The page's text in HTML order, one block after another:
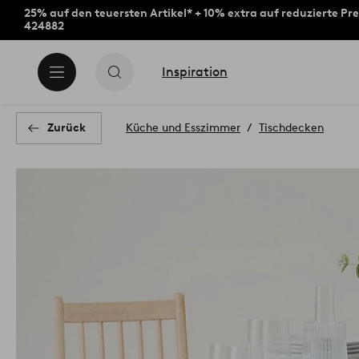
25% auf den teuersten Artikel* + 10% extra auf reduzierte
424882
Inspiration
Zurück Küche und Esszimmer Tischdecken